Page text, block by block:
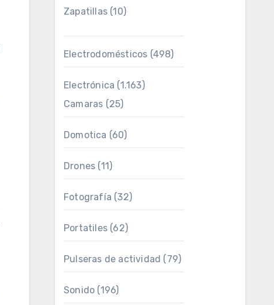
Zapatillas (10)
Electrodomésticos (498)
Electrónica (1.163)
Camaras (25)
Domotica (60)
Drones (11)
Fotografía (32)
Portatiles (62)
Pulseras de actividad (79)
Sonido (196)